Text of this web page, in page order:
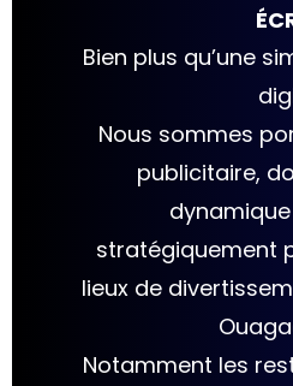
Bien plus qu’une
Nous sommes
publicitaire,
dynamique
stratégiquement
lieux de
Notamment les